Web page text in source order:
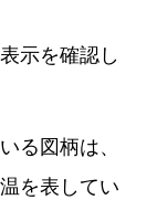
示を確認し
る図柄は、
を表してい